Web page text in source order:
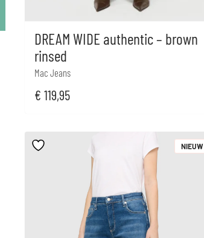
DREAM WIDE authentic – brown
rinsed
Mac Jeans
€ 119,95
NIEUW